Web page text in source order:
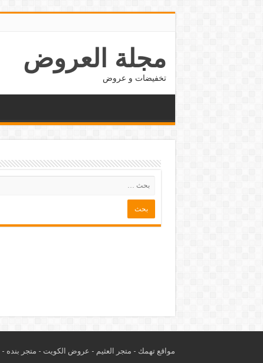
مجلة العروض
تخفيضات و عروض
مواقع تهمك - متجر العثيم - عروض الكويت - متجر بنده -